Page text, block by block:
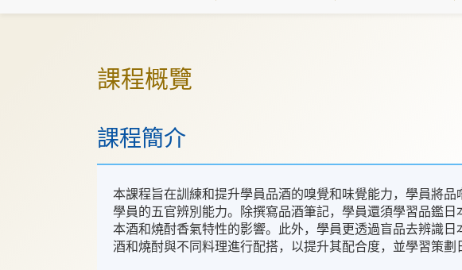
課程概覽
課程簡介
本課程旨在訓練和提升學員品酒的嗅覺和味覺能力，學員將
學員的五官辨別能力。除撰寫品酒筆記，學員還須學習品鑑
本酒和燒酎香氣特性的影響。此外，學員更透過盲品去辨識
酒和燒酎與不同料理進行配搭，以提升其配合度，並學習策劃